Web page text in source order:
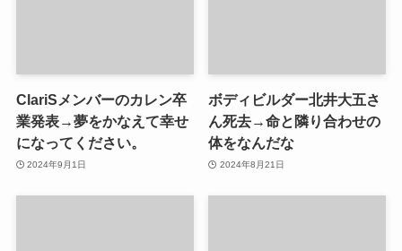
ClariSメンバーのカレン卒
業発表→夢をかなえて幸せ
になってください。
2024年9月1日
ボディビルダー北井大五さ
ん死去→命と隣り合わせの
体をなんだな
2024年8月21日